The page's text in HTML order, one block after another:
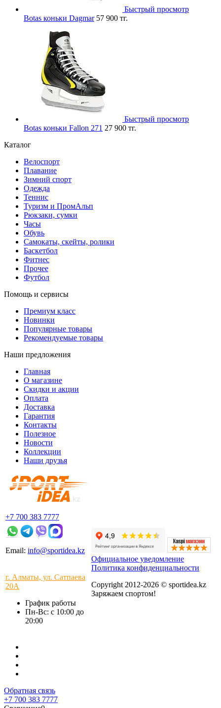
Быстрый просмотр
Botas коньки Dagmar 57 900 тг.
Быстрый просмотр
Botas коньки Fallon 271 27 900 тг.
Каталог
Велоспорт
Плавание
Зимний спорт
Одежда
Теннис
Туризм и ПромАльп
Рюкзаки, сумки
Часы
Обувь
Самокаты, скейты, ролики
Баскетбол
Фитнес
Прочее
Футбол
Помощь и сервисы
Премиум класс
Новинки
Популярные товары
Рекомендуемые товары
Наши предложения
Главная
О магазине
Скидки и акции
Оплата
Доставка
Гарантия
Контакты
Полезное
Новости
Коллекции
Наши друзья
+7 700 383 7777
Email: info@sportidea.kz
г. Алматы, ул. Сатпаева
20А
График работы
Пн-Вс: с 10:00 до
20:00
Официальное уведомление
Политика конфиденциальности
Copyright 2012-2026 © sportidea.kz
Заряжаем спортом!
Обратная связь
+7 700 383 7777